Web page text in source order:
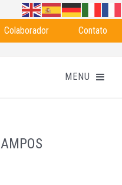
Colaborador Contato